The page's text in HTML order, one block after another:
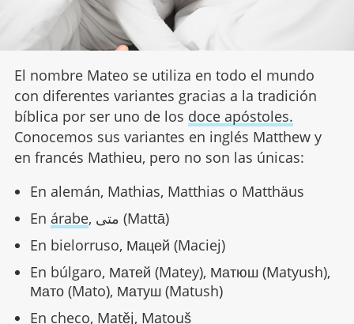
El nombre Mateo se utiliza en todo el mundo
con diferentes variantes gracias a la tradición
bíblica por ser uno de los doce apóstoles.
Conocemos sus variantes en inglés Matthew y
en francés Mathieu, pero no son las únicas:
En alemán, Mathias, Matthias o Matthäus
En árabe
, متى (Mattā)
En bielorruso, Мацей (Maciej)
En búlgaro, Матей (Matey), Матюш (Matyush),
Мато (Mato), Матуш (Matush)
En checo, Matěj, Matouš